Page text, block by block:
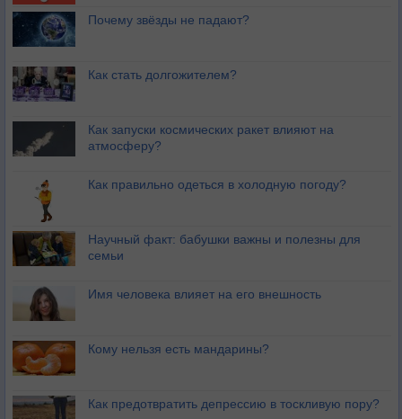
Почему звёзды не падают?
Как стать долгожителем?
Как запуски космических ракет влияют на
атмосферу?
Как правильно одеться в холодную погоду?
Научный факт: бабушки важны и полезны для
семьи
Имя человека влияет на его внешность
Кому нельзя есть мандарины?
Как предотвратить депрессию в тоскливую пору?